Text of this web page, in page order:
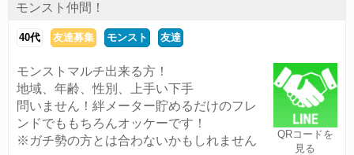
モンスト仲間！
40代 友達募集 モンスト 友達
QRコードを
見る
モンストマルチ出来る方！
地域、年齢、性別、上手い下手
問いません！絆メーター貯めるだけのフレ
ンドでももちろんオッケーです！
※ガチ勢の方とは合わないかもしれません